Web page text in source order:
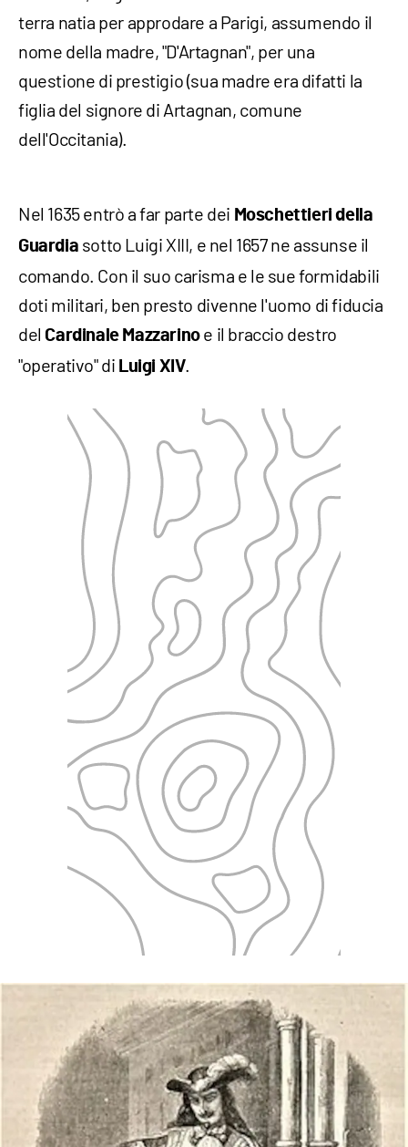
terra natia per approdare a Parigi, assumendo il
nome della madre, "D'Artagnan", per una
questione di prestigio (sua madre era difatti la
figlia del signore di Artagnan, comune
dell'Occitania).
Nel 1635 entrò a far parte dei Moschettieri della
Guardia sotto Luigi XIII, e nel 1657 ne assunse il
comando. Con il suo carisma e le sue formidabili
doti militari, ben presto divenne l'uomo di fiducia
del Cardinale Mazzarinoe il braccio destro
"operativo" di Luigi XIV.